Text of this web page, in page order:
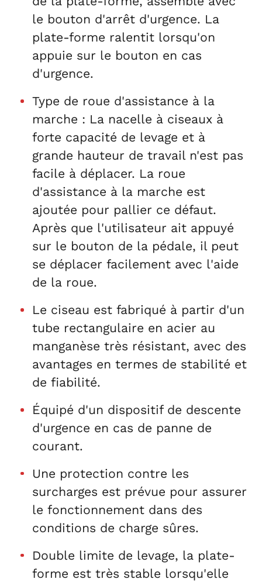
le bouton d'arrêt d'urgence. La
plate-forme ralentit lorsqu'on
appuie sur le bouton en cas
d'urgence.
Type de roue d'assistance à la
marche : La nacelle à ciseaux à
forte capacité de levage et à
grande hauteur de travail n'est pas
facile à déplacer. La roue
d'assistance à la marche est
ajoutée pour pallier ce défaut.
Après que l'utilisateur ait appuyé
sur le bouton de la pédale, il peut
se déplacer facilement avec l'aide
de la roue.
Le ciseau est fabriqué à partir d'un
tube rectangulaire en acier au
manganèse très résistant, avec des
avantages en termes de stabilité et
de fiabilité.
Équipé d'un dispositif de descente
d'urgence en cas de panne de
courant.
Une protection contre les
surcharges est prévue pour assurer
le fonctionnement dans des
conditions de charge sûres.
Double limite de levage, la plate-
forme est très stable lorsqu'elle